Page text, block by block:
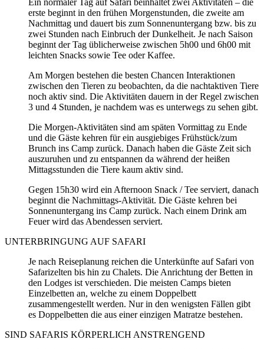
Ein normaler Tag auf Safari beinhaltet zwei Aktivitäten – die
erste beginnt in den frühen Morgenstunden, die zweite am
Nachmittag und dauert bis zum Sonnenuntergang bzw. bis zu
zwei Stunden nach Einbruch der Dunkelheit. Je nach Saison
beginnt der Tag üblicherweise zwischen 5h00 und 6h00 mit
leichten Snacks sowie Tee oder Kaffee.
Am Morgen bestehen die besten Chancen Interaktionen
zwischen den Tieren zu beobachten, da die nachtaktiven Tiere
noch aktiv sind. Die Aktivitäten dauern in der Regel zwischen
3 und 4 Stunden, je nachdem was es unterwegs zu sehen gibt.
Die Morgen-Aktivitäten sind am späten Vormittag zu Ende
und die Gäste kehren für ein ausgiebiges Frühstück/zum
Brunch ins Camp zurück. Danach haben die Gäste Zeit sich
auszuruhen und zu entspannen da während der heißen
Mittagsstunden die Tiere kaum aktiv sind.
Gegen 15h30 wird ein Afternoon Snack / Tee serviert, danach
beginnt die Nachmittags-Aktivität. Die Gäste kehren bei
Sonnenuntergang ins Camp zurück. Nach einem Drink am
Feuer wird das Abendessen serviert.
UNTERBRINGUNG AUF SAFARI
Je nach Reiseplanung reichen die Unterkünfte auf Safari von
Safarizelten bis hin zu Chalets. Die Anrichtung der Betten in
den Lodges ist verschieden. Die meisten Camps bieten
Einzelbetten an, welche zu einem Doppelbett
zusammengestellt werden. Nur in den wenigsten Fällen gibt
es Doppelbetten die aus einer einzigen Matratze bestehen.
SIND SAFARIS KÖRPERLICH ANSTRENGEND